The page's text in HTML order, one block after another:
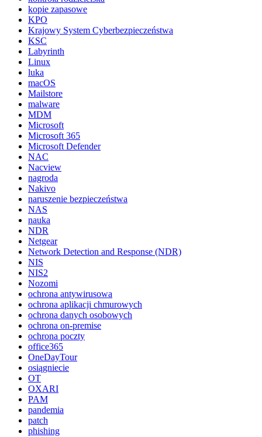
kopie zapasowe
KPO
Krajowy System Cyberbezpieczeństwa
KSC
Labyrinth
Linux
luka
macOS
Mailstore
malware
MDM
Microsoft
Microsoft 365
Microsoft Defender
NAC
Nacview
nagroda
Nakivo
naruszenie bezpieczeństwa
NAS
nauka
NDR
Netgear
Network Detection and Response (NDR)
NIS
NIS2
Nozomi
ochrona antywirusowa
ochrona aplikacji chmurowych
ochrona danych osobowych
ochrona on-premise
ochrona poczty
office365
OneDayTour
osiągniecie
OT
OXARI
PAM
pandemia
patch
phishing